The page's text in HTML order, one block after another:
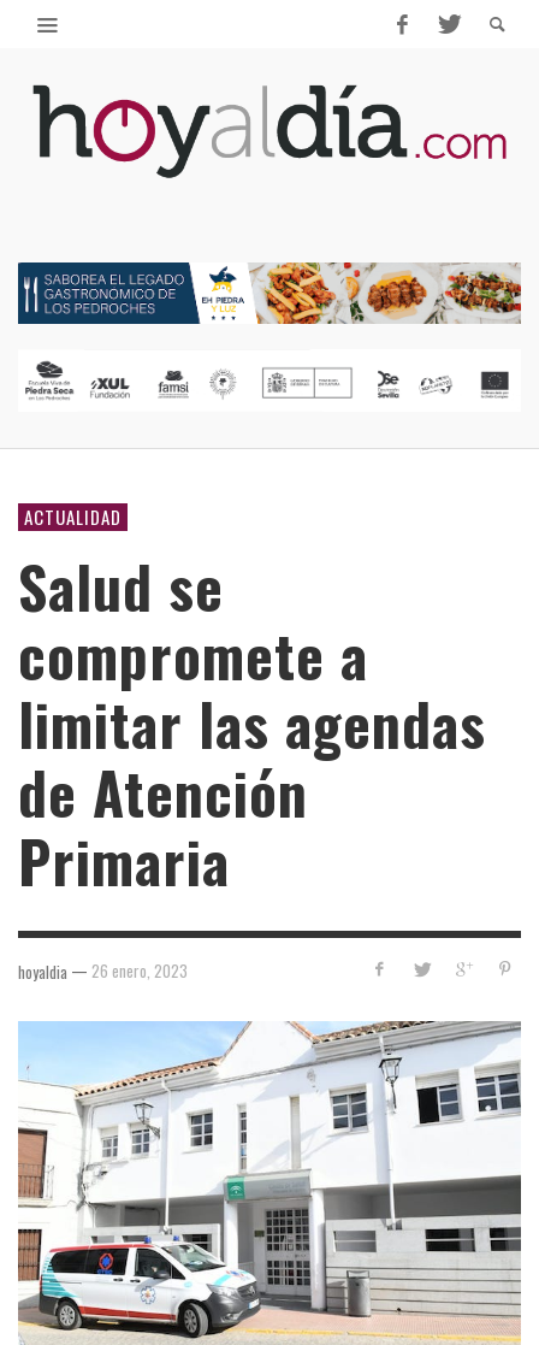
ACTUALIDAD
Salud se
compromete a
limitar las agendas
de Atención
Primaria
hoyaldia — 26 enero, 2023